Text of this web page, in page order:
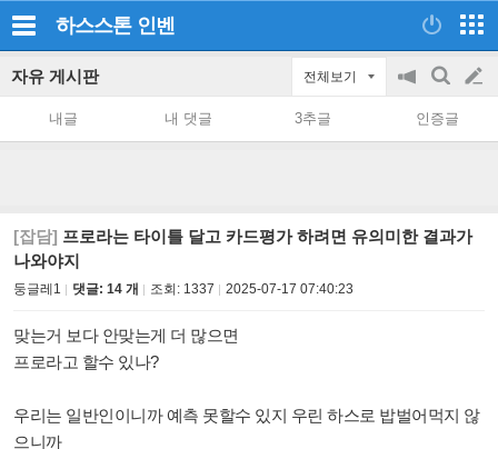
하스스톤 인벤
자유 게시판 전체보기
공
on/off
검
색
글
쓰
내글 내 댓글 3추글 인증글
[잡담] 프로라는 타이틀 달고 카드평가 하려면 유의미한 결과가
나와야지
둥글레1 댓글: 14 개 조회: 1337 2025-07-17 07:40:23
맞는거 보다 안맞는게 더 많으면
프로라고 할수 있나?
우리는 일반인이니까 예측 못할수 있지 우린 하스로 밥벌어먹지 않
으니까